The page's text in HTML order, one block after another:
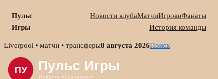
Пульс
Игры
Новости клубаМатчиИгрокиФанаты
История команды
Skip
content
Liverpool • матчи • трансферы8 августа 2026Поиск